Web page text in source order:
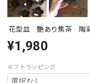
花型皿 艶あり焦茶 陶
¥1,980
ギフトラッピング